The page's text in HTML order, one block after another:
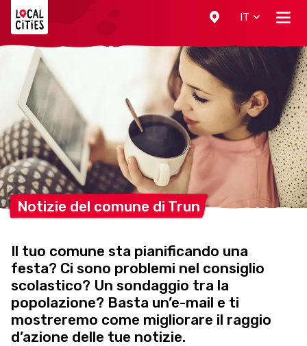
IT
Notizie del comune di Trun
Il tuo comune sta pianificando una
festa? Ci sono problemi nel consiglio
scolastico? Un sondaggio tra la
popolazione? Basta un’e-mail e ti
mostreremo come migliorare il raggio
d’azione delle tue notizie.